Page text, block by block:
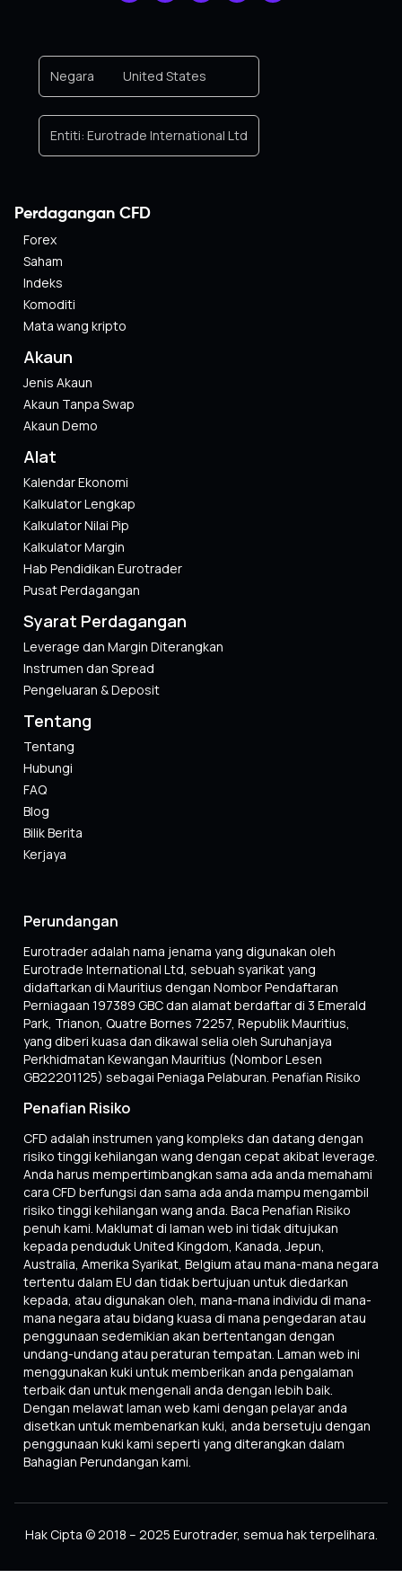
Negara United States
Entiti: Eurotrade International Ltd
Perdagangan CFD
Forex
Saham
Indeks
Komoditi
Mata wang kripto
Akaun
Jenis Akaun
Akaun Tanpa Swap
Akaun Demo
Alat
Kalendar Ekonomi
Kalkulator Lengkap
Kalkulator Nilai Pip
Kalkulator Margin
Hab Pendidikan Eurotrader
Pusat Perdagangan
Syarat Perdagangan
Leverage dan Margin Diterangkan
Instrumen dan Spread
Pengeluaran & Deposit
Tentang
Tentang
Hubungi
FAQ
Blog
Bilik Berita
Kerjaya
Perundangan
Eurotrader adalah nama jenama yang digunakan oleh
Eurotrade International Ltd, sebuah syarikat yang
didaftarkan di Mauritius dengan Nombor Pendaftaran
Perniagaan 197389 GBC dan alamat berdaftar di 3 Emerald
Park, Trianon, Quatre Bornes 72257, Republik Mauritius,
yang diberi kuasa dan dikawal selia oleh Suruhanjaya
Perkhidmatan Kewangan Mauritius (Nombor Lesen
GB22201125) sebagai Peniaga Pelaburan. Penafian Risiko
Penafian Risiko
CFD adalah instrumen yang kompleks dan datang dengan
risiko tinggi kehilangan wang dengan cepat akibat leverage.
Anda harus mempertimbangkan sama ada anda memahami
cara CFD berfungsi dan sama ada anda mampu mengambil
risiko tinggi kehilangan wang anda. Baca Penafian Risiko
penuh kami. Maklumat di laman web ini tidak ditujukan
kepada penduduk United Kingdom, Kanada, Jepun,
Australia, Amerika Syarikat, Belgium atau mana-mana negara
tertentu dalam EU dan tidak bertujuan untuk diedarkan
kepada, atau digunakan oleh, mana-mana individu di mana-
mana negara atau bidang kuasa di mana pengedaran atau
penggunaan sedemikian akan bertentangan dengan
undang-undang atau peraturan tempatan. Laman web ini
menggunakan kuki untuk memberikan anda pengalaman
terbaik dan untuk mengenali anda dengan lebih baik.
Dengan melawat laman web kami dengan pelayar anda
disetkan untuk membenarkan kuki, anda bersetuju dengan
penggunaan kuki kami seperti yang diterangkan dalam
Bahagian Perundangan kami.
Hak Cipta © 2018 – 2025 Eurotrader, semua hak terpelihara.